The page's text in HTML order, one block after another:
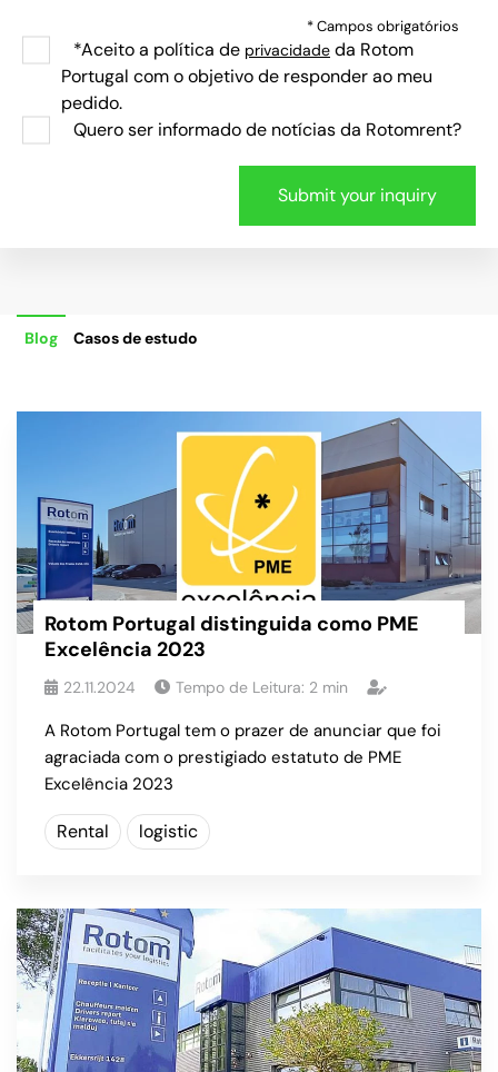
* Campos obrigatórios
*Aceito a política de privacidade da Rotom
Portugal com o objetivo de responder ao meu
pedido.
Quero ser informado de notícias da Rotomrent?
Blog Casos de estudo
Rotom Portugal distinguida como PME
Excelência 2023
22.11.2024 Tempo de Leitura: 2 min
A Rotom Portugal tem o prazer de anunciar que foi
agraciada com o prestigiado estatuto de PME
Excelência 2023
Rental logistic